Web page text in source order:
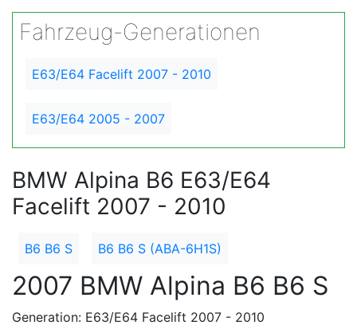
Fahrzeug-Generationen
E63/E64 Facelift 2007 - 2010
E63/E64 2005 - 2007
BMW Alpina B6 E63/E64
Facelift 2007 - 2010
B6 B6 S B6 B6 S (ABA-6H1S)
2007 BMW Alpina B6 B6 S
Generation: E63/E64 Facelift 2007 - 2010